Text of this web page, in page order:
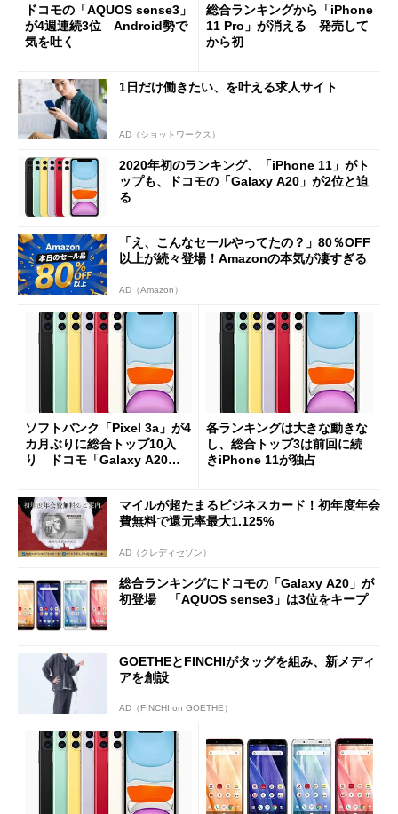
ドコモの「AQUOS sense3」
が4週連続3位 Android勢で
気を吐く
総合ランキングから「iPhone
11 Pro」が消える 発売して
から初
1日だけ働きたい、を叶える求人サイト
AD（ショットワークス）
2020年初のランキング、「iPhone 11」がト
ップも、ドコモの「Galaxy A20」が2位と迫
る
「え、こんなセールやってたの？」80％OFF
以上が続々登場！Amazonの本気が凄すぎる
AD（Amazon）
ソフトバンク「Pixel 3a」が4
カ月ぶりに総合トップ10入
り ドコモ「Galaxy A20」
各ランキングは大きな動きな
し、総合トップ3は前回に続
きiPhone 11が独占
マイルが超たまるビジネスカード！初年度年会
費無料で還元率最大1.125%
AD（クレディセゾン）
総合ランキングにドコモの「Galaxy A20」が
初登場 「AQUOS sense3」は3位をキープ
GOETHEとFINCHIがタッグを組み、新メディ
アを創設
AD（FINCHI on GOETHE）